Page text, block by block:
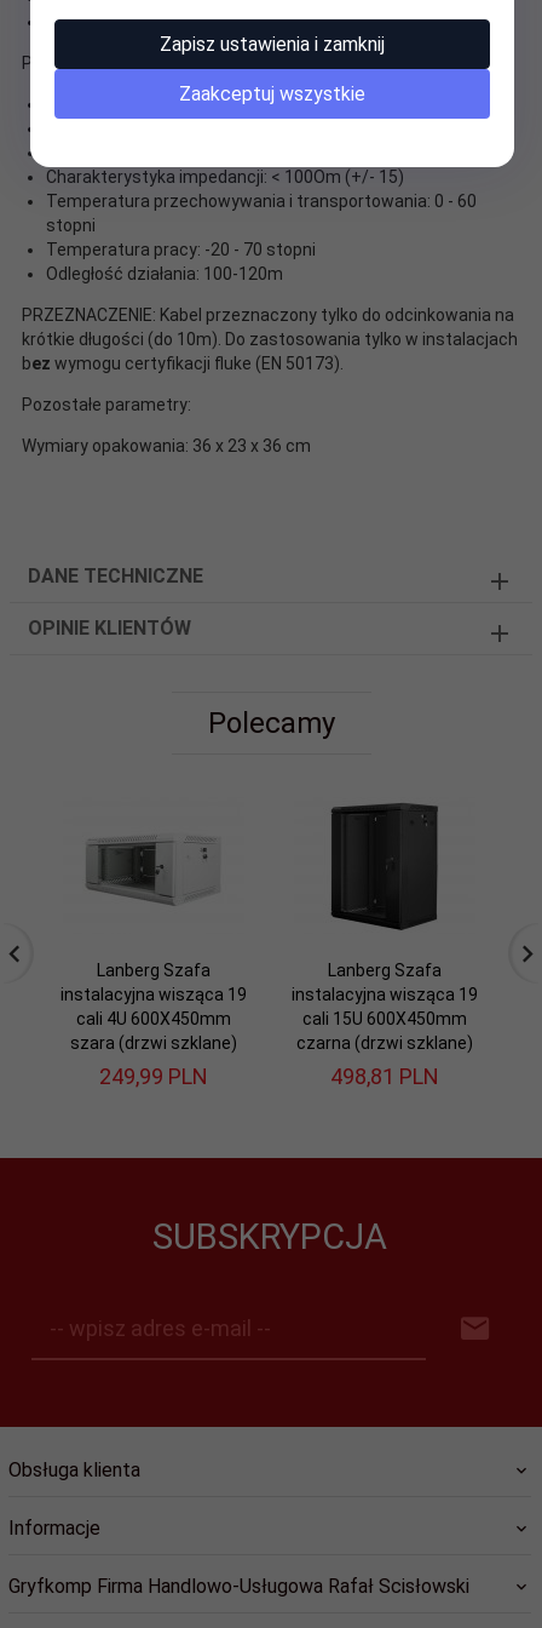
Opakowanie: karton
Parametry elektryczne (20 stopni):
Rezystancja żyły (max.): 60 - 90Om / 305m
Charakterystyka impedancji: < 100Om (+/- 15)
Temperatura przechowywania i transportowania: 0 - 60
stopni
Temperatura pracy: -20 - 70 stopni
Odległość działania: 100-120m
PRZEZNACZENIE: Kabel przeznaczony tylko do odcinkowania na
krótkie długości (do 10m). Do zastosowania tylko w instalacjach
bez wymogu certyfikacji fluke (EN 50173).
Pozostałe parametry:
Wymiary opakowania: 36 x 23 x 36 cm
DANE TECHNICZNE
OPINIE KLIENTÓW
Polecamy
Lanberg Szafa
instalacyjna wisząca 19
cali 4U 600X450mm
szara (drzwi szklane)
249,99 PLN
Lanberg Szafa
instalacyjna wisząca 19
cali 15U 600X450mm
czarna (drzwi szklane)
498,81 PLN
SUBSKRYPCJA
-- wpisz adres e-mail --
Obsługa klienta
Informacje
Gryfkomp Firma Handlowo-Usługowa Rafał Scisłowski
Zapisz ustawienia i zamknij
Zaakceptuj wszystkie